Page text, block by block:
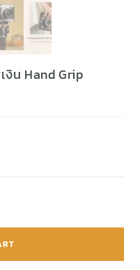
งิน Hand Grip